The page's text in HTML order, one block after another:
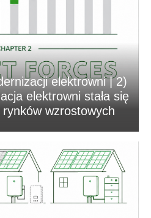
elektrowni | 2)
elektrowni stała się
rynków wzrostowych